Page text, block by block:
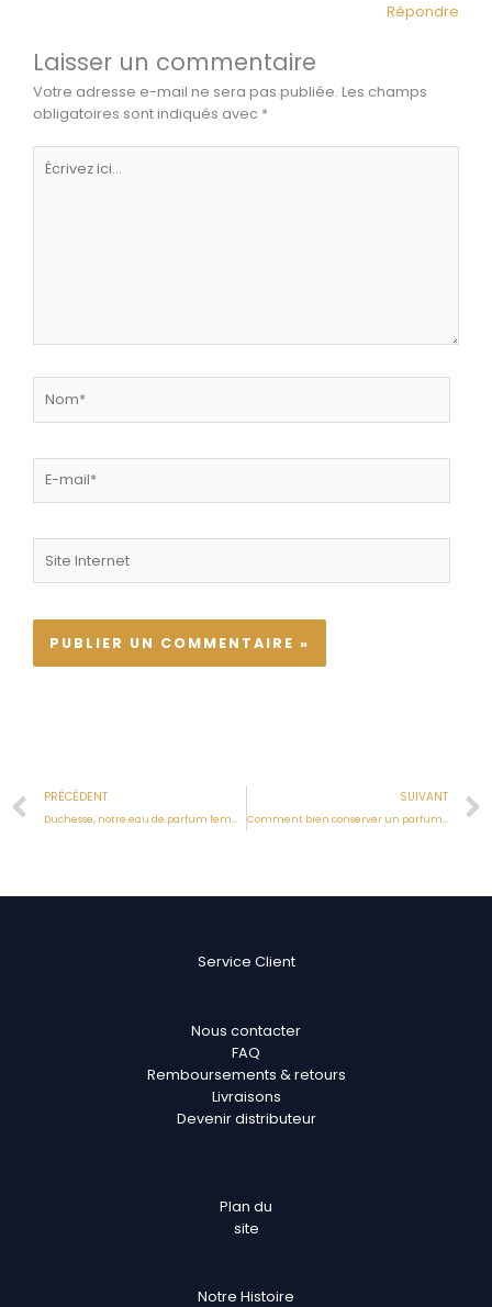
Répondre
Laisser un commentaire
Votre adresse e-mail ne sera pas publiée. Les champs
obligatoires sont indiqués avec *
ici…
mail*
Internet
Prev
PRÉCÉDENT
Duchesse, notre eau de parfum femme
SUIVANT
Comment bien conserver un parfum en 2024?
Service Client
Nous contacter
FAQ
Remboursements & retours
Livraisons
Devenir distributeur
Plan du
site
Notre Histoire